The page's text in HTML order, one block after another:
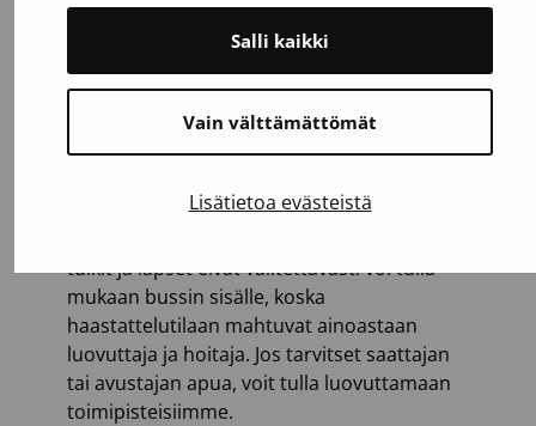
Vain välttämättömät
Salli kaikki
Lisätietoa evästeistä
pitkin ja sisätilat ovat kompaktit.
Valitettavasti pyörätuolia käyttävät
verenluovuttajat eivät voi luovuttaa
tervetulleita esteettömiin toimipisteisiimme.
Saattajat ja avustajat
tulkit ja lapset eivät valitettavasti voi tulla
mukaan bussin sisälle, koska
haastattelutilaan mahtuvat ainoastaan
luovuttaja ja hoitaja. Jos tarvitset saattajan
tai avustajan apua, voit tulla luovuttamaan
toimipisteisiimme.